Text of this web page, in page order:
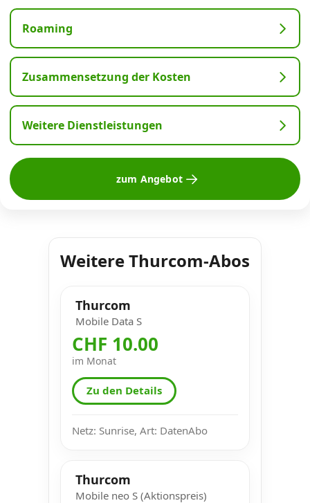
Roaming
Zusammensetzung der Kosten
Weitere Dienstleistungen
zum Angebot
Weitere Thurcom-Abos
Thurcom
Mobile Data S
CHF 10.00
im Monat
Zu den Details
Netz: Sunrise, Art: DatenAbo
Thurcom
Mobile neo S (Aktionspreis)